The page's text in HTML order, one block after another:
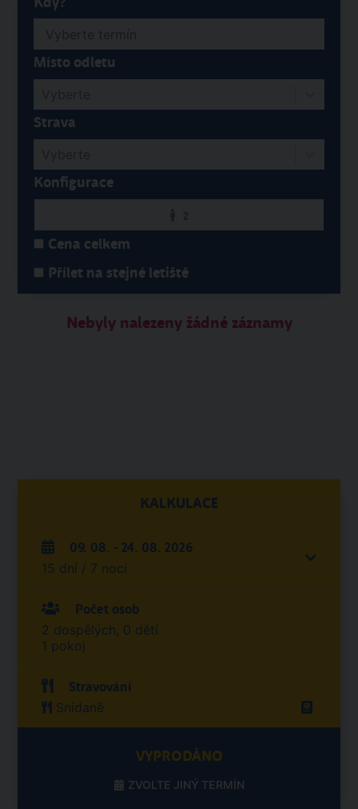
Místo odletu
Strava
Konfigurace
Cena celkem
Přílet na stejné letiště
Nebyly nalezeny žádné záznamy
KALKULACE
09. 08. - 24. 08. 2026
15 dní / 7 nocí
Počet osob
2 dospělých, 0 dětí
1 pokoj
Stravování
Snídaně
VYPRODÁNO
ZVOLTE JINÝ TERMÍN